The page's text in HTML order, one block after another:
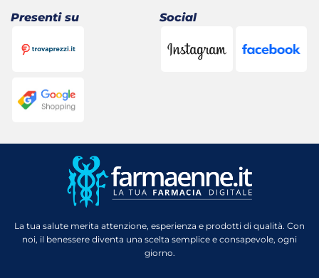
Presenti su Social
La tua salute merita attenzione, esperienza e prodotti di qualità. Con
noi, il benessere diventa una scelta semplice e consapevole, ogni
giorno.